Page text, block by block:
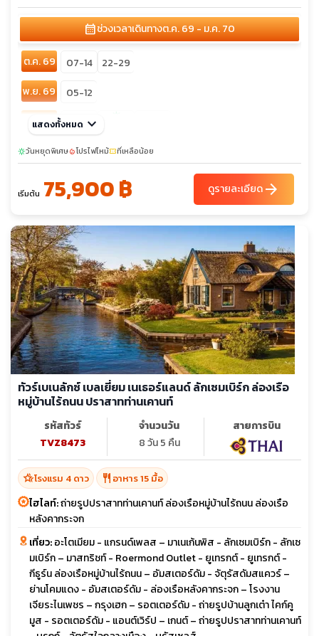
calendar_monthช่วงเวลาเดินทางต.ค. 69 - ม.ค. 70
ต.ค. 69 07-14
22-29
พ.ย. 69
05-12
ธ.ค. 69 02-09 sunny
แสดงทั้งหมด keyboard_arrow_down
sunnyวันหยุดพิเศษlocal_fire_departmentโปรไฟไหม้confirmation_numberที่เหลือน้อย
เริ่มต้น 75,900 ฿ ดูรายละเอียดarrow_forward
ทัวร์เบเนลักซ์ เบลเยี่ยม เนเธอร์แลนด์ ลักเซมเบิร์ก ล่องเรือ
หมู่บ้านไร้ถนน ปราสาทท่านเคานท์
รหัสทัวร์
TVZ8473
จำนวนวัน
8 วัน 5 คืน
สายการบิน
hotel_classโรงแรม 4 ดาว restaurant อาหาร 15 มื้อ
ไฮไลท์:ถ่ายรูปปราสาทท่านเคานท์ ล่องเรือหมู่บ้านไร้ถนน ล่องเรือ
หลังคากระจก
เที่ยว:อะโตเมียม - แกรนด์เพลส – มาเนเก้นพิส - ลักเซมเบิร์ก - ลักเซ
มเบิร์ก – มาสทริชท์ - Roermond Outlet - ยูเทรกต์ - ยูเทรกต์ -
กีธูร์น ล่องเรือหมู่บ้านไร้ถนน – อัมสเตอร์ดัม - จัตุรัสดัมสแควร์ –
ย่านโคมแดง - อัมสเตอร์ดัม - ล่องเรือหลังคากระจก – โรงงาน
เจียระไนเพชร – กรุงเฮก – รอตเตอร์ดัม - ถ่ายรูปบ้านลูกเต๋า ไคก์คู
มูส - รอตเตอร์ดัม - แอนต์เวิร์ป – เกนต์ – ถ่ายรูปปราสาทท่านเคานท์